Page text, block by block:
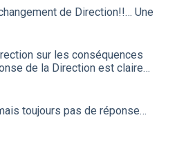
de Direction!!… Une
sur les conséquences
de la Direction est claire…
toujours pas de réponse…